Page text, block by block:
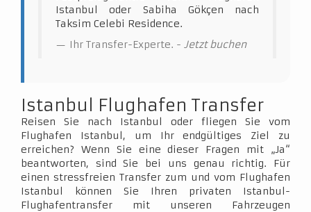
Istanbul oder Sabiha Gökçen nach
Taksim Celebi Residence.
Ihr Transfer-Experte. - Jetzt buchen
Istanbul Flughafen Transfer
Reisen Sie nach Istanbul oder fliegen Sie vom
Flughafen Istanbul, um Ihr endgültiges Ziel zu
erreichen? Wenn Sie eine dieser Fragen mit „Ja“
beantworten, sind Sie bei uns genau richtig. Für
einen stressfreien Transfer zum und vom Flughafen
Istanbul können Sie Ihren privaten Istanbul-
Flughafentransfer mit unseren Fahrzeugen